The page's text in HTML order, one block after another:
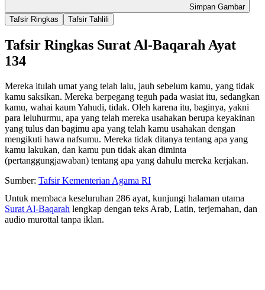
Simpan Gambar
Tafsir Ringkas
Tafsir Tahlili
Tafsir Ringkas Surat Al-Baqarah Ayat
134
Mereka itulah umat yang telah lalu, jauh sebelum kamu, yang tidak
kamu saksikan. Mereka berpegang teguh pada wasiat itu, sedangkan
kamu, wahai kaum Yahudi, tidak. Oleh karena itu, baginya, yakni
para leluhurmu, apa yang telah mereka usahakan berupa keyakinan
yang tulus dan bagimu apa yang telah kamu usahakan dengan
mengikuti hawa nafsumu. Mereka tidak ditanya tentang apa yang
kamu lakukan, dan kamu pun tidak akan diminta
(pertanggungjawaban) tentang apa yang dahulu mereka kerjakan.
Sumber: Tafsir Kementerian Agama RI
Untuk membaca keseluruhan 286 ayat, kunjungi halaman utama
Surat Al-Baqarah lengkap dengan teks Arab, Latin, terjemahan, dan
audio murottal tanpa iklan.